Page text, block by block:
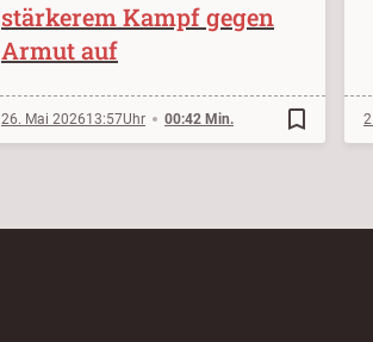
stärkerem Kampf gegen
Armut auf
26. Mai 202613:57 00:42 Min. bookmark_border